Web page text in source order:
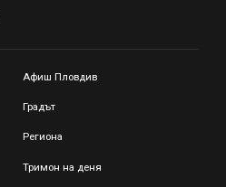
Афиш Пловдив
Градът
Региона
Тримон на деня